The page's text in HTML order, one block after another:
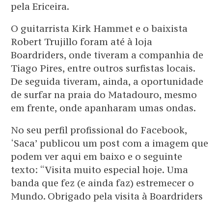
pela Ericeira.
O guitarrista Kirk Hammet e o baixista
Robert Trujillo foram até à loja
Boardriders, onde tiveram a companhia de
Tiago Pires, entre outros surfistas locais.
De seguida tiveram, ainda, a oportunidade
de surfar na praia do Matadouro, mesmo
em frente, onde apanharam umas ondas.
No seu perfil profissional do Facebook,
‘Saca’ publicou um post com a imagem que
podem ver aqui em baixo e o seguinte
texto: “Visita muito especial hoje. Uma
banda que fez (e ainda faz) estremecer o
Mundo. Obrigado pela visita à Boardriders